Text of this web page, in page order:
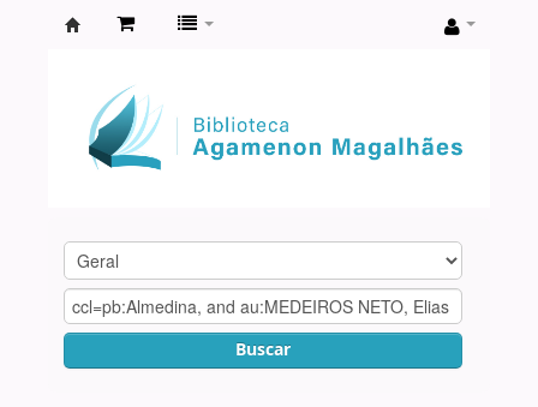
Agamenon
Magalhães
Buscar